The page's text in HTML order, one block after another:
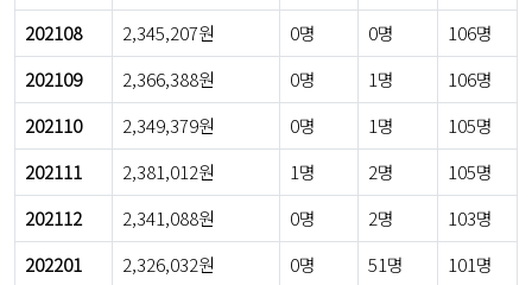
202108
2,345,207원 0명 0명
106명
202109
2,366,388원 0명 1명
106명
202110
2,349,379원 0명 1명
105명
202111
2,381,012원 1명 2명
105명
202112
2,341,088원 0명 2명
103명
202201
2,326,032원 0명 51명
101명